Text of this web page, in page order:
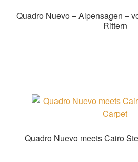
Quadro Nuevo – Alpensagen –
Rittern
Quadro Nuevo meets Cairo